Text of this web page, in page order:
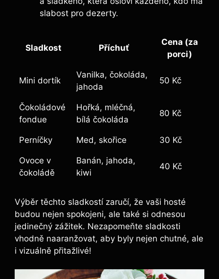
slabost pro dezerty.
Sladkost Příchuť
Cena (za
porci)
Mini dortík
Vanilka, čokoláda,
jahoda
50 Kč
Čokoládové
fondue
Hořká, mléčná,
bílá čokoláda
80 Kč
Perníčky Med, skořice 30 Kč
Ovoce v
čokoládě
Banán, jahoda,
kiwi
40 Kč
Výběr těchto sladkostí zaručí, že vaši hosté
budou nejen spokojeni, ale také si odnesou
jedinečný zážitek. Nezapomeňte sladkosti
vhodně naaranžovat, aby byly nejen chutné, ale
i vizuálně přitažlivé!